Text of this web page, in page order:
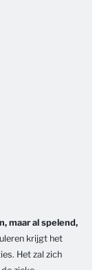
maar al spelend,
krijgt het
Het zal zich